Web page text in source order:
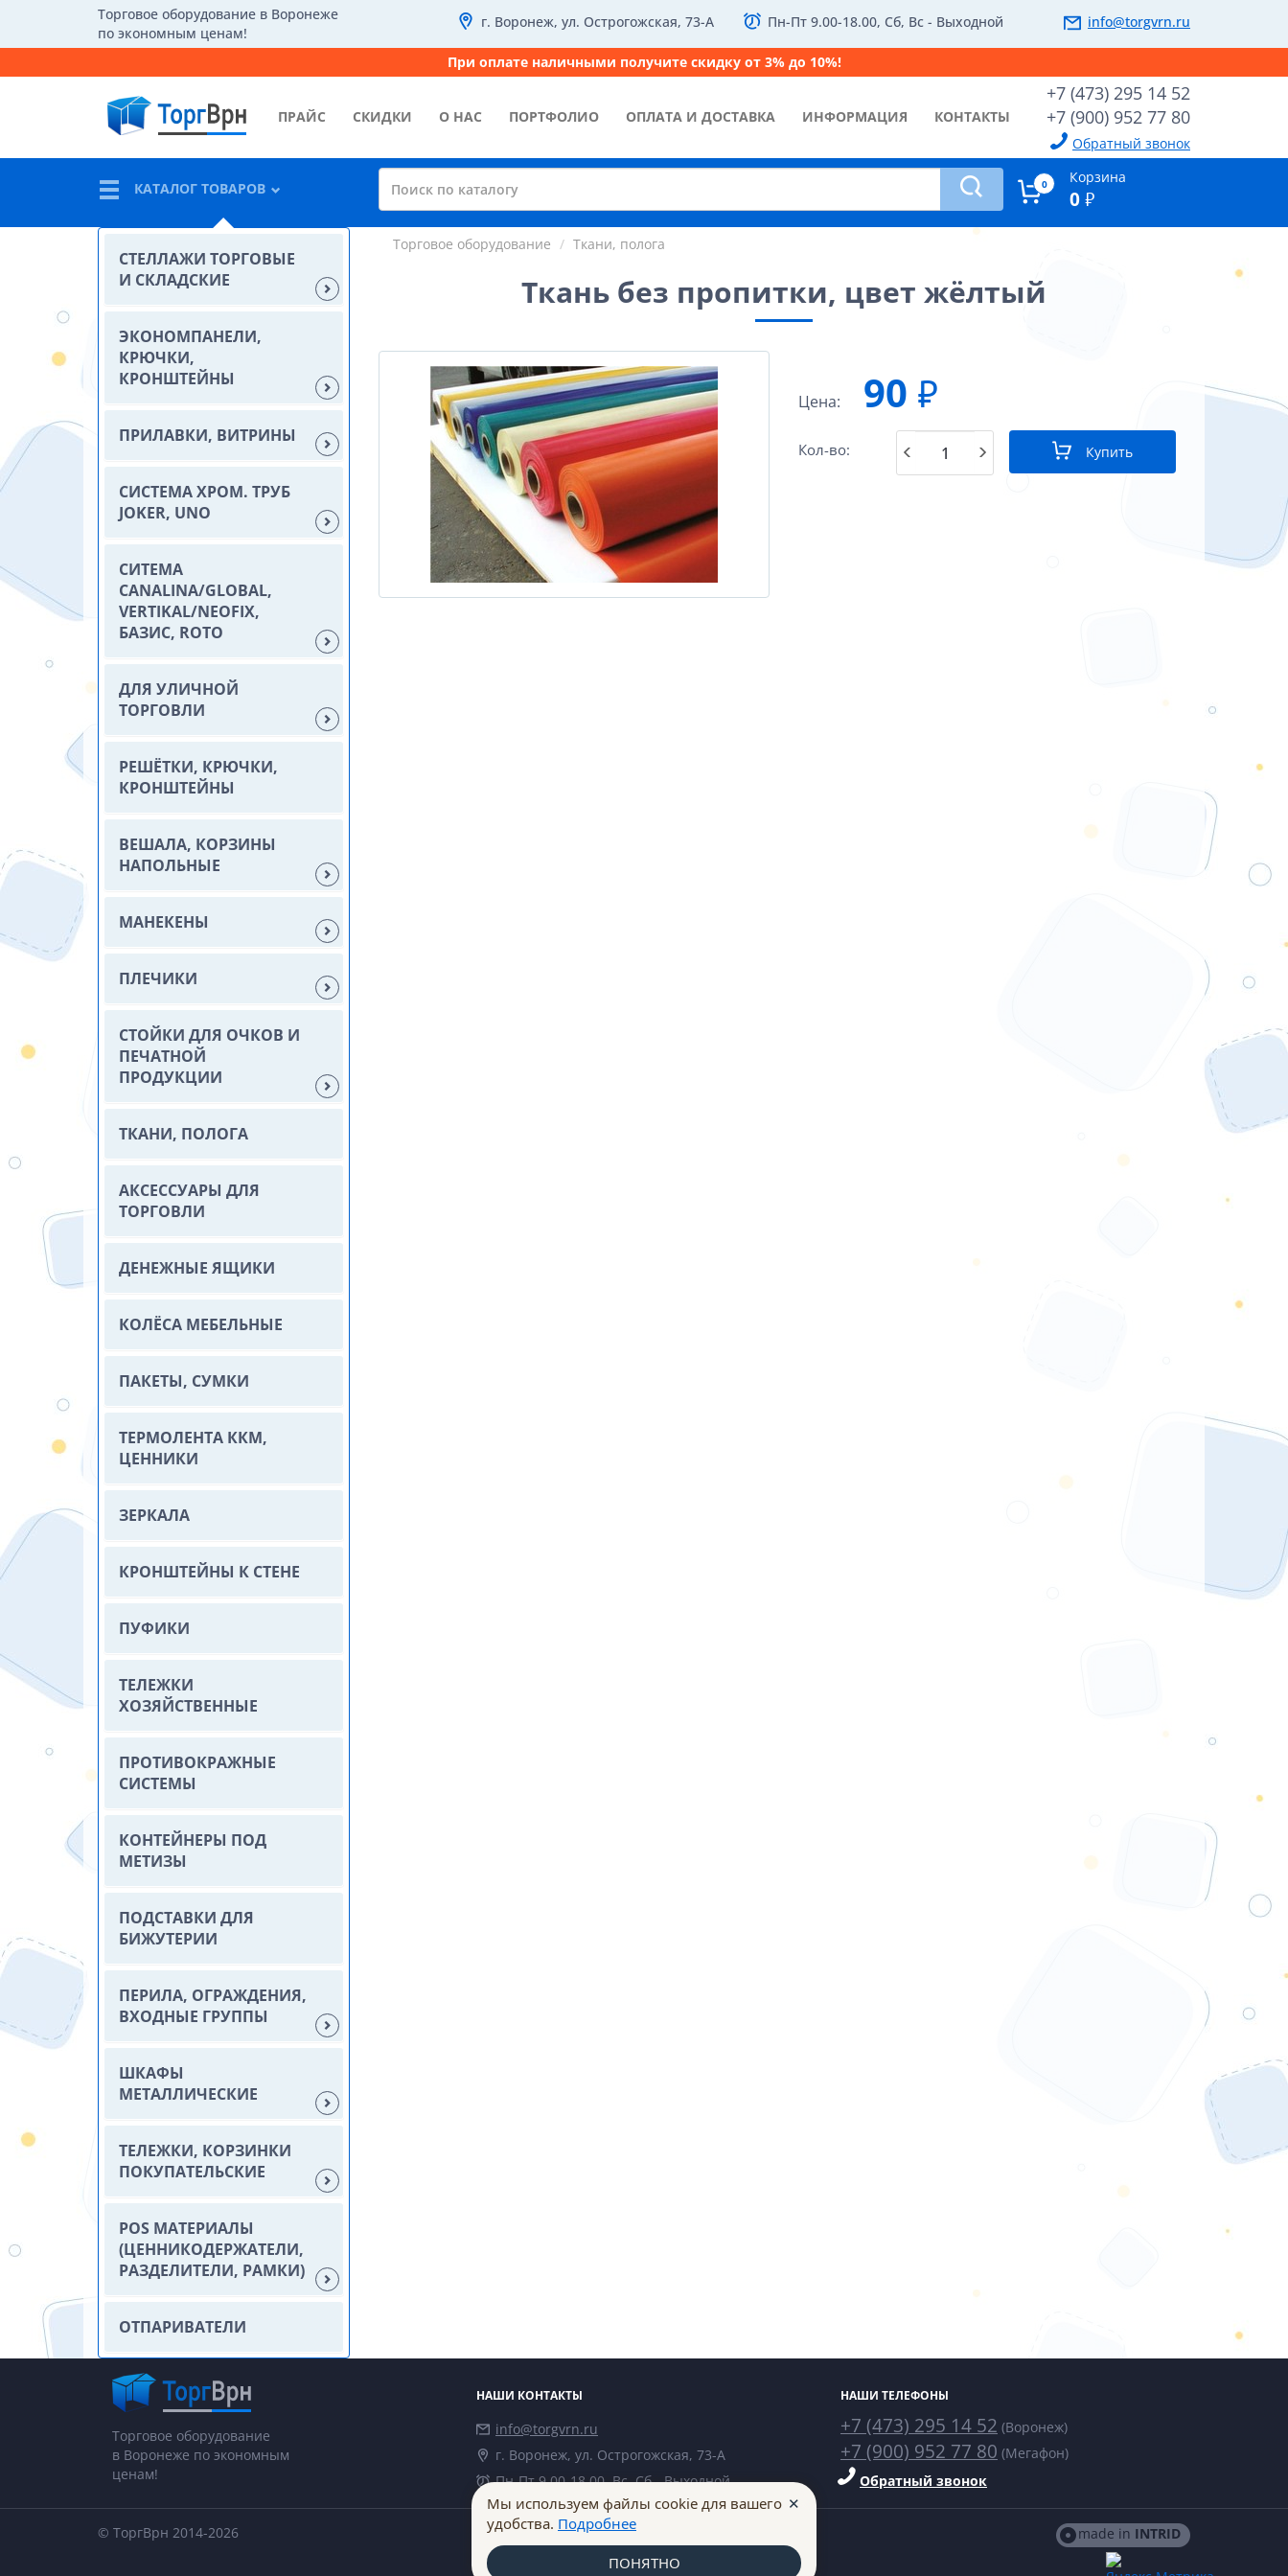
Торговое оборудование в Воронеже
по экономным ценам!
г. Воронеж, ул. Острогожская, 73-А Пн-Пт 9.00-18.00, Сб, Вс - Выходной info@torgvrn.ru
При оплате наличными получите скидку от 3% до 10%!
+7 (473) 295 14 52
+7 (900) 952 77 80
Обратный звонок
ПРАЙС СКИДКИ О НАС ПОРТФОЛИО ОПЛАТА И ДОСТАВКА ИНФОРМАЦИЯ КОНТАКТЫ
0 Корзина
0 ₽
КАТАЛОГ ТОВАРОВ
СТЕЛЛАЖИ ТОРГОВЫЕ
И СКЛАДСКИЕ
ЭКОНОМПАНЕЛИ,
КРЮЧКИ,
КРОНШТЕЙНЫ
ПРИЛАВКИ, ВИТРИНЫ
СИСТЕМА ХРОМ. ТРУБ
JOKER, UNO
СИТЕМА
CANALINA/GLOBAL,
VERTIKAL/NEOFIX,
БАЗИС, ROTO
ДЛЯ УЛИЧНОЙ
ТОРГОВЛИ
РЕШЁТКИ, КРЮЧКИ,
КРОНШТЕЙНЫ
ВЕШАЛА, КОРЗИНЫ
НАПОЛЬНЫЕ
МАНЕКЕНЫ
ПЛЕЧИКИ
СТОЙКИ ДЛЯ ОЧКОВ И
ПЕЧАТНОЙ
ПРОДУКЦИИ
ТКАНИ, ПОЛОГА
АКСЕССУАРЫ ДЛЯ
ТОРГОВЛИ
ДЕНЕЖНЫЕ ЯЩИКИ
КОЛЁСА МЕБЕЛЬНЫЕ
ПАКЕТЫ, СУМКИ
ТЕРМОЛЕНТА ККМ,
ЦЕННИКИ
ЗЕРКАЛА
КРОНШТЕЙНЫ К СТЕНЕ
ПУФИКИ
ТЕЛЕЖКИ
ХОЗЯЙСТВЕННЫЕ
ПРОТИВОКРАЖНЫЕ
СИСТЕМЫ
КОНТЕЙНЕРЫ ПОД
МЕТИЗЫ
ПОДСТАВКИ ДЛЯ
БИЖУТЕРИИ
ПЕРИЛА, ОГРАЖДЕНИЯ,
ВХОДНЫЕ ГРУППЫ
ШКАФЫ
МЕТАЛЛИЧЕСКИЕ
ТЕЛЕЖКИ, КОРЗИНКИ
ПОКУПАТЕЛЬСКИЕ
POS МАТЕРИАЛЫ
(ЦЕННИКОДЕРЖАТЕЛИ,
РАЗДЕЛИТЕЛИ, РАМКИ)
ОТПАРИВАТЕЛИ
Торговое оборудование Ткани, полога
Ткань без пропитки, цвет жёлтый
Цена: 90 ₽
Кол-во: Купить
Торговое оборудование
в Воронеже по экономным
ценам!
НАШИ КОНТАКТЫ
info@torgvrn.ru
г. Воронеж, ул. Острогожская, 73-А
Пн-Пт 9.00-18.00, Вс, Сб - Выходной
НАШИ ТЕЛЕФОНЫ
+7 (473) 295 14 52 (Воронеж)
+7 (900) 952 77 80 (Мегафон)
Обратный звонок
made in INTRID
© ТоргВрн 2014-2026
Мы используем файлы cookie для вашего
удобства. Подробнее
✕
ПОНЯТНО